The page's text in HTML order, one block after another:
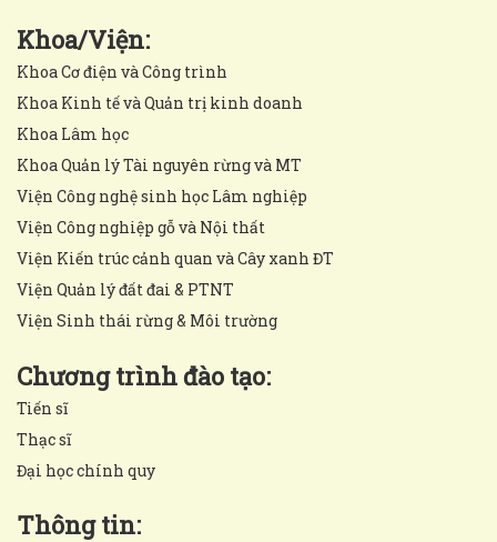
Khoa/Viện:
Khoa Cơ điện và Công trình
Khoa Kinh tế và Quản trị kinh doanh
Khoa Lâm học
Khoa Quản lý Tài nguyên rừng và MT
Viện Công nghệ sinh học Lâm nghiệp
Viện Công nghiệp gỗ và Nội thất
Viện Kiến trúc cảnh quan và Cây xanh ĐT
Viện Quản lý đất đai & PTNT
Viện Sinh thái rừng & Môi trường
Chương trình đào tạo:
Tiến sĩ
Thạc sĩ
Đại học chính quy
Thông tin: